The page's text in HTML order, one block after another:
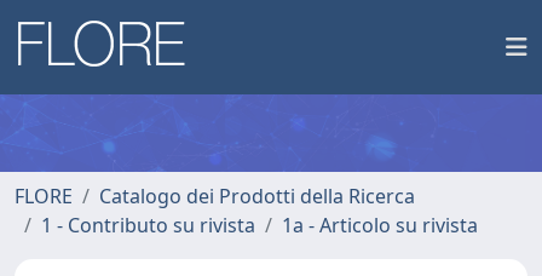
FLORE
Catalogo dei Prodotti della Ricerca
1 - Contributo su rivista
1a - Articolo su rivista